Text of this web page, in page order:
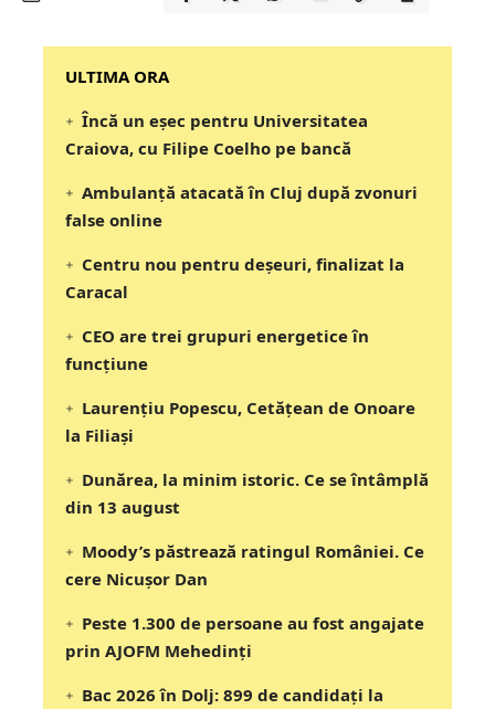
‎‎‎‎‎‎‎ULTIMA ORA
Încă un eșec pentru Universitatea
Craiova, cu Filipe Coelho pe bancă
Ambulanță atacată în Cluj după zvonuri
false online
Centru nou pentru deșeuri, finalizat la
Caracal
CEO are trei grupuri energetice în
funcțiune
Laurențiu Popescu, Cetățean de Onoare
la Filiași
Dunărea, la minim istoric. Ce se întâmplă
din 13 august
Moody’s păstrează ratingul României. Ce
cere Nicușor Dan
Peste 1.300 de persoane au fost angajate
prin AJOFM Mehedinți
Bac 2026 în Dolj: 899 de candidați la